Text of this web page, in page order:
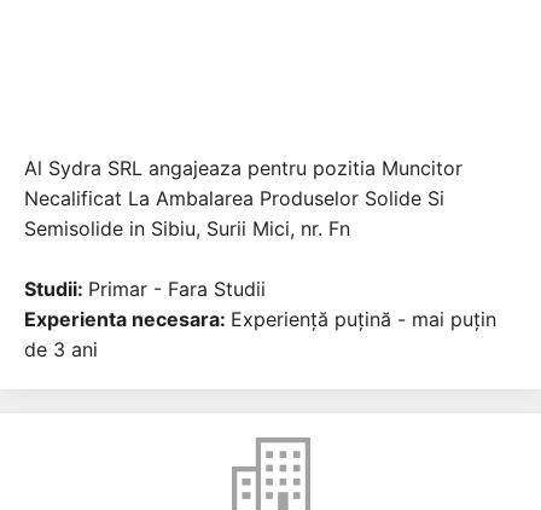
Al Sydra SRL angajeaza pentru pozitia Muncitor
Necalificat La Ambalarea Produselor Solide Si
Semisolide in Sibiu, Surii Mici, nr. Fn
Studii: Primar - Fara Studii
Experienta necesara: Experiență puțină - mai puțin
de 3 ani